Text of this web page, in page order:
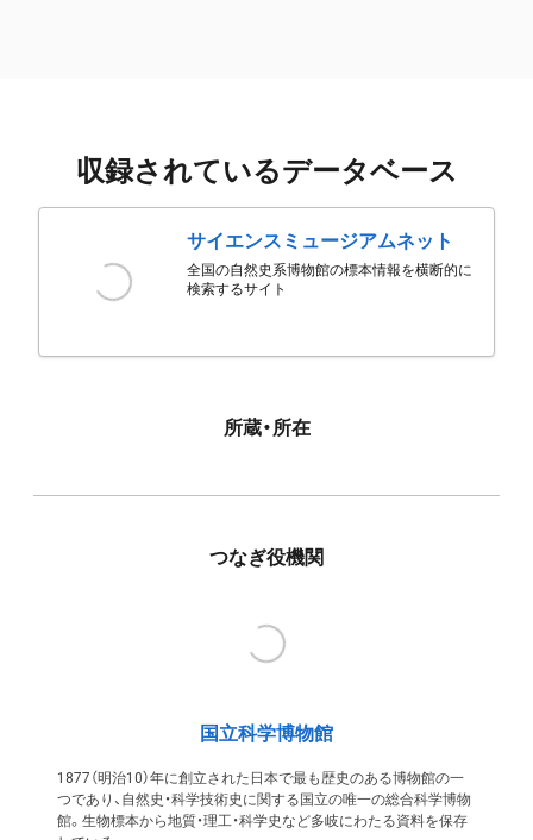
収録されているデータベース
サイエンスミュージアムネット
全国の自然史系博物館の標本情報を横断的に
検索するサイト
所蔵・所在
つなぎ役機関
国立科学博物館
1877（明治10）年に創立された日本で最も歴史のある博物館の一
つであり、自然史・科学技術史に関する国立の唯一の総合科学博物
館。生物標本から地質・理工・科学史など多岐にわたる資料を保存